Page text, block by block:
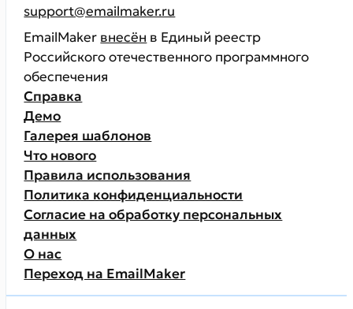
support@emailmaker.ru
EmailMaker внесён в Единый реестр
Российского отечественного программного
обеспечения
Справка
Демо
Галерея шаблонов
Что нового
Правила использования
Политика конфиденциальности
Согласие на обработку персональных
данных
О нас
Переход на EmailMaker